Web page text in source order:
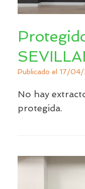
Publicado el 17/04/
No hay
protegida.